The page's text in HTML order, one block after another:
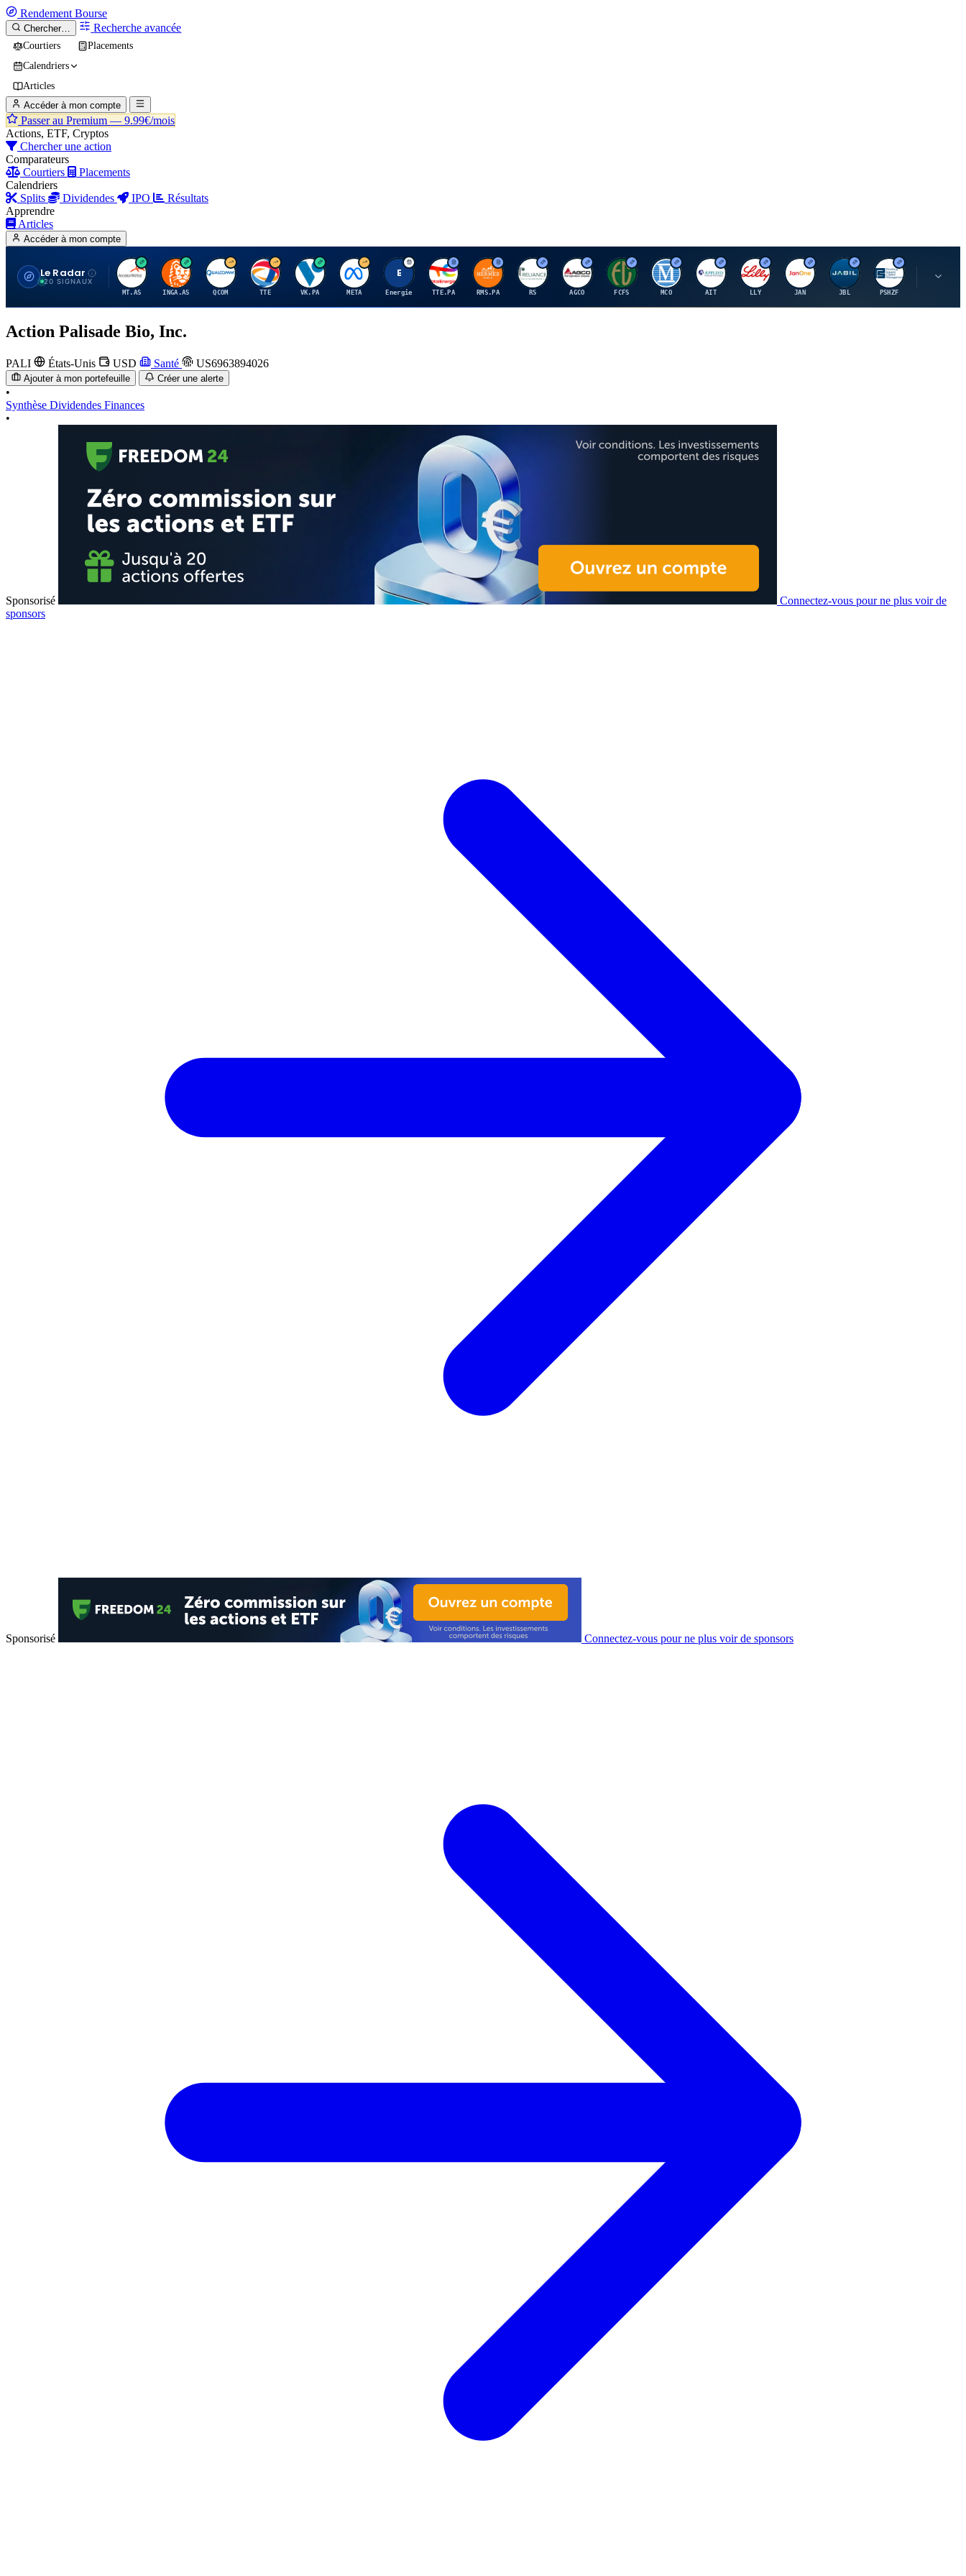
Rendement Bourse
Chercher… Recherche avancée
Courtiers
Placements
Calendriers
Articles
Accéder à mon compte
Passer au Premium — 9.99€/mois
Actions, ETF, Cryptos
Chercher une action
Comparateurs
Courtiers
Placements
Calendriers
Splits
Dividendes IPO
Résultats
Apprendre
Articles
Accéder à mon compte
Le Radar
20 SIGNAUX
A
MT.AS
I
INGA.AS
Q
QCOM
T
TTE
V
VK.PA
M
META
E
Energie
T
TTE.PA
H
RMS.PA
R
RS
A
AGCO
F
FCFS
M
MCO
A
AIT
E
LLY
J
JAN
J
JBL
P
PSHZF
O
Action Palisade Bio, Inc.
PALI États-Unis USD Santé US6963894026
Ajouter à mon portefeuille Créer une alerte
•
Synthèse Dividendes Finances
•
Sponsorisé
Connectez-vous pour ne plus voir de
sponsors
Sponsorisé Connectez-vous pour ne plus voir de sponsors